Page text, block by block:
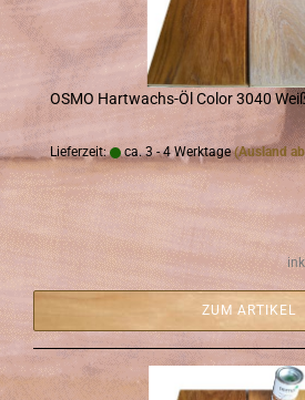
OSMO Hartwachs-​​Öl Color 3040
Lieferzeit: ca. 3 - 4 Werktage (Ausland
ZUM ARTIKEL